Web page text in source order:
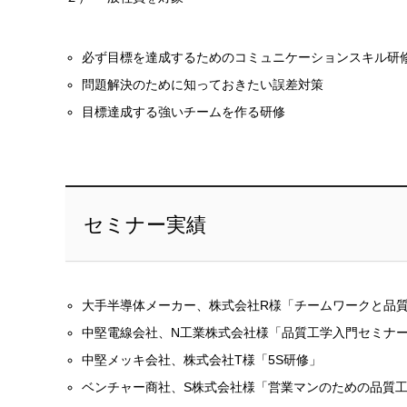
必ず目標を達成するためのコミュニケーションスキル研
問題解決のために知っておきたい誤差対策
目標達成する強いチームを作る研修
セミナー実績
大手半導体メーカー、株式会社R様「チームワークと品質
中堅電線会社、N工業株式会社様「品質工学入門セミナー
中堅メッキ会社、株式会社T様「5S研修」
ベンチャー商社、S株式会社様「営業マンのための品質工